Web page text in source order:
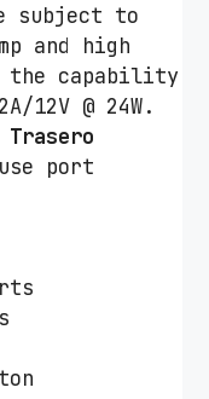
subject to
and high
the capability
@ 24W.
port